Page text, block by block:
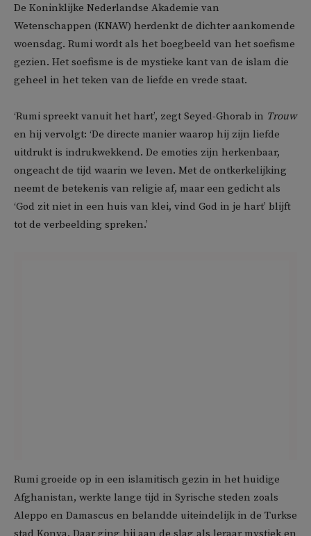
De Koninklijke Nederlandse Akademie van
Wetenschappen (KNAW) herdenkt de dichter aankomende
woensdag. Rumi wordt als het boegbeeld van het soefisme
gezien. Het soefisme is de mystieke kant van de islam die
geheel in het teken van de liefde en vrede staat.
‘Rumi spreekt vanuit het hart’, zegt Seyed-Ghorab in Trouw
en hij vervolgt: ‘De directe manier waarop hij zijn liefde
uitdrukt is indrukwekkend. De emoties zijn herkenbaar,
ongeacht de tijd waarin we leven. Met de ontkerkelijking
neemt de betekenis van religie af, maar een gedicht als
‘God zit niet in een huis van klei, vind God in je hart’ blijft
tot de verbeelding spreken.’
Rumi groeide op in een islamitisch gezin in het huidige
Afghanistan, werkte lange tijd in Syrische steden zoals
Aleppo en Damascus en belandde uiteindelijk in de Turkse